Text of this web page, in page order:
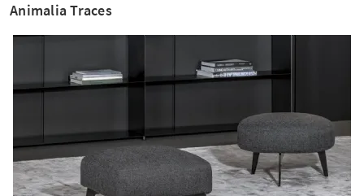
Animalia Traces